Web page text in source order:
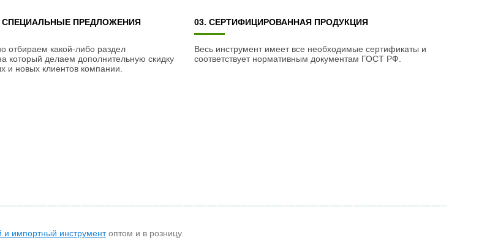
СПЕЦИАЛЬНЫЕ ПРЕДЛОЖЕНИЯ
отбираем какой-либо раздел
который делаем дополнительную скидку
и новых клиентов компании.
03. СЕРТИФИЦИРОВАННАЯ ПРОДУКЦИЯ
Весь инструмент имеет все необходимые сертификаты и
соответствует нормативным документам ГОСТ РФ.
и импортный инструментоптом и в розницу.